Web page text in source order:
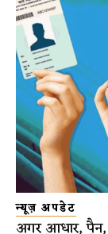
न्यूज़ अपडेट
अगर आधार, पैन,